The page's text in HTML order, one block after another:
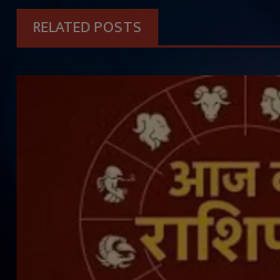
RELATED POSTS